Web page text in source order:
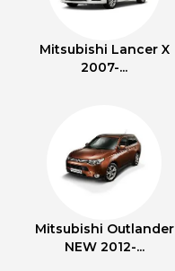
Mitsubishi Lancer X
2007-...
Mitsubishi Outlander
NEW 2012-...